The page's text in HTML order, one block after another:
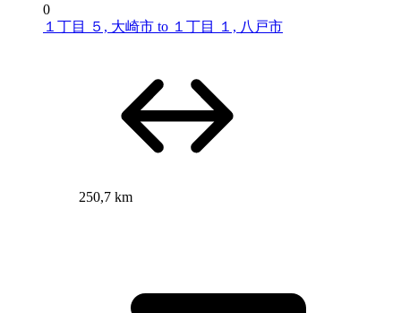
0
１丁目 ５, 大崎市 to １丁目 １, 八戸市
250,7 km